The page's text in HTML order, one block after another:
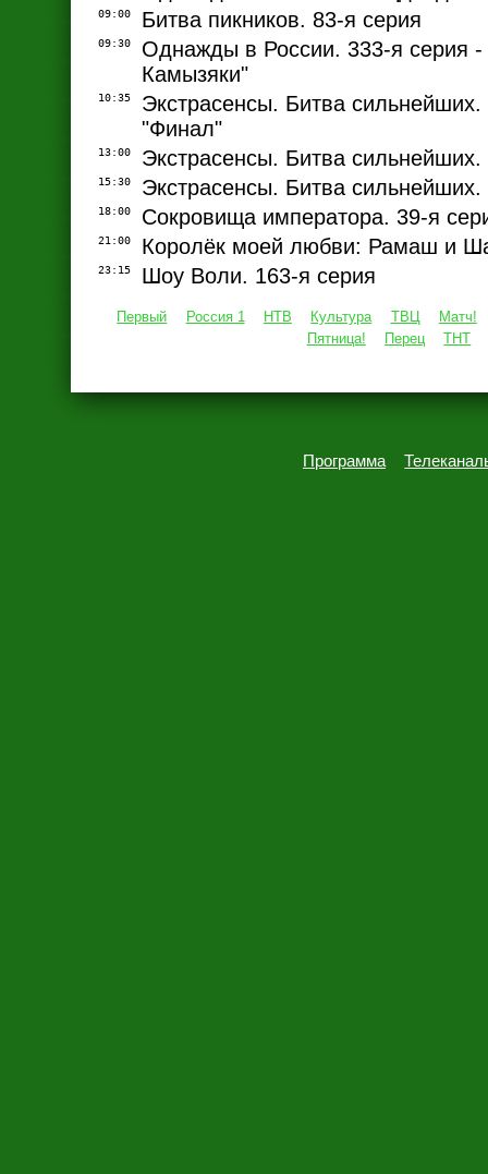
09:00 Битва пикников. 83-я серия
09:30
Однажды в России. 333-я серия -
Камызяки"
10:35
Экстрасенсы. Битва
"Финал"
13:00 Экстрасенсы. Битва сильнейших.
15:30 Экстрасенсы. Битва сильнейших.
18:00 Сокровища императора. 39-я
21:00 Королёк моей любви: Рамаш и
23:15 Шоу Воли. 163-я серия
Первый Россия 1 НТВ Культура ТВЦ
Матч!
Пятница!
Перец ТНТ
Программа